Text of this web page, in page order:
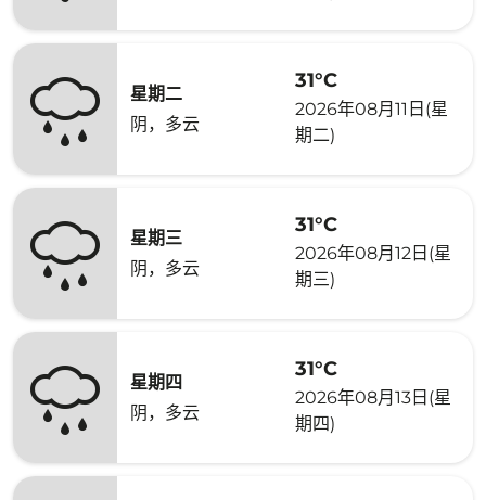
星期二
阴，多云
31°C
2026年08月11日(星
期二)
星期三
阴，多云
31°C
2026年08月12日(星
期三)
星期四
阴，多云
31°C
2026年08月13日(星
期四)